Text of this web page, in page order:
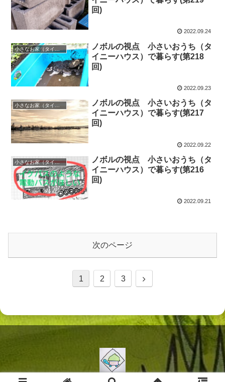
回)
2022.09.24
ノボルの視点 小さいおうち（タ
イニーハウス）で暮らす(第218
回)
2022.09.23
小さなお家（タイニーハウス）で暮らす
ノボルの視点 小さいおうち（タ
イニーハウス）で暮らす(第217
回)
2022.09.22
小さなお家（タイニーハウス）で暮らす
ノボルの視点 小さいおうち（タ
イニーハウス）で暮らす(第216
回)
2022.09.21
次のページ
1 2 3
次